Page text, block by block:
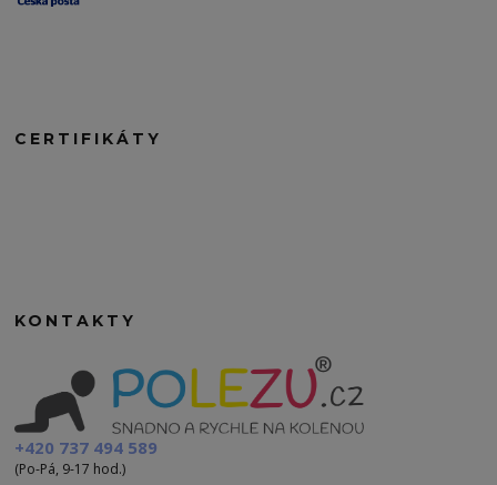
CERTIFIKÁTY
KONTAKTY
+420 737 494 589
(Po-Pá, 9-17 hod.)